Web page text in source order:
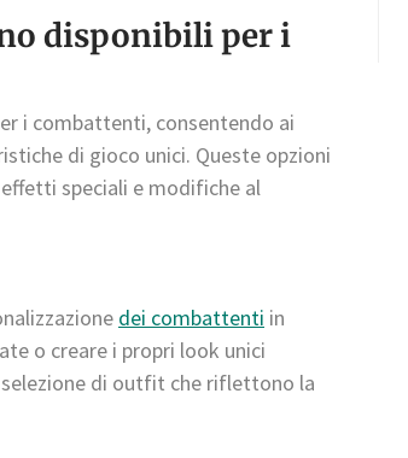
disponibili per i
i combattenti, consentendo ai
di gioco unici. Queste opzioni
speciali e modifiche al
dei combattenti in
o creare i propri look unici
di outfit che riflettono la